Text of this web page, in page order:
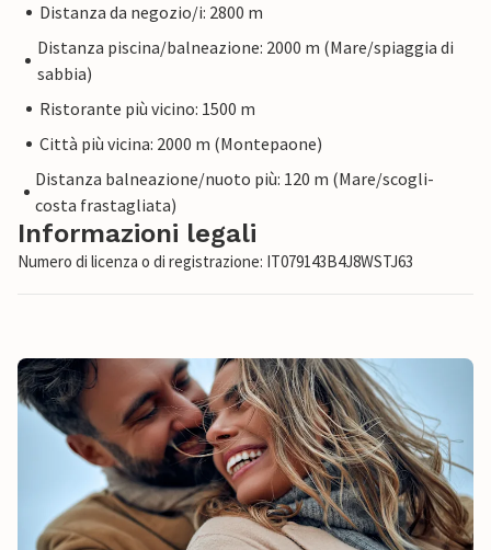
Distanza da negozio/i: 2800 m
Distanza piscina/balneazione: 2000 m (Mare/spiaggia di
sabbia)
Ristorante più vicino: 1500 m
Città più vicina: 2000 m (Montepaone)
Distanza balneazione/nuoto più: 120 m (Mare/scogli-
costa frastagliata)
Informazioni legali
Numero di licenza o di registrazione: IT079143B4J8WSTJ63